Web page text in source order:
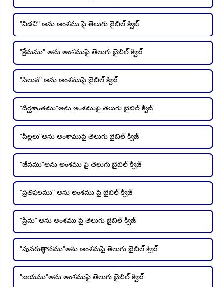
"విడచి" అను అంశము పై తెలుగు బైబిల్ క్విజ్
"క్షేమము" అను అంశముపై తెలుగు బైబిల్ క్విజ్
"సిలువ" అను అంశముపై బైబిల్ క్విజ్
"దీర్ఘశాంతము"అను అంశముపై తెలుగు బైబిల్ క్విజ్
"పిల్లలు"అను అంశాముపై తెలుగు బైబిల్ క్విజ్
"జీవము"అను అంశము పై తెలుగు బైబిల్ క్విజ్
"ప్రతిఫలము" అను అంశము పై బైబిల్ క్విజ్
"ప్రేమ" అను అంశము పై తెలుగు బైబిల్ క్విజ్
"పునరుత్థానము"అను అంశమపై తెలుగు బైబిల్ క్విజ్
"జయము"అను అంశముపై తెలుగు బైబిల్ క్విజ్